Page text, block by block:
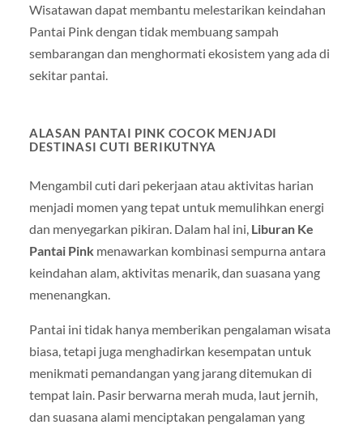
Wisatawan dapat membantu melestarikan keindahan
Pantai Pink dengan tidak membuang sampah
sembarangan dan menghormati ekosistem yang ada di
sekitar pantai.
ALASAN PANTAI PINK COCOK MENJADI
DESTINASI CUTI BERIKUTNYA
Mengambil cuti dari pekerjaan atau aktivitas harian
menjadi momen yang tepat untuk memulihkan energi
dan menyegarkan pikiran. Dalam hal ini, Liburan Ke
Pantai Pinkmenawarkan kombinasi sempurna antara
keindahan alam, aktivitas menarik, dan suasana yang
menenangkan.
Pantai ini tidak hanya memberikan pengalaman wisata
biasa, tetapi juga menghadirkan kesempatan untuk
menikmati pemandangan yang jarang ditemukan di
tempat lain. Pasir berwarna merah muda, laut jernih,
dan suasana alami menciptakan pengalaman yang